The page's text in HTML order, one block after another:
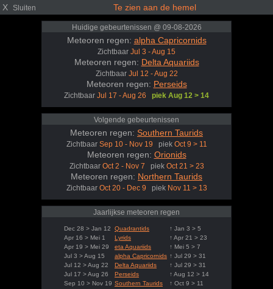
X Sluiten Te zien aan de hemel
Huidige gebeurtenissen @ 09-08-2026
Meteoren regen: alpha Capricornids
Zichtbaar Jul 3 - Aug 15
Meteoren regen: Delta Aquariids
Zichtbaar Jul 12 - Aug 22
Meteoren regen: Perseids
Zichtbaar Jul 17 - Aug 26 piek Aug 12 > 14
Volgende gebeurtenissen
Meteoren regen: Southern Taurids
Zichtbaar Sep 10 - Nov 19 piek Oct 9 > 11
Meteoren regen: Orionids
Zichtbaar Oct 2 - Nov 7 piek Oct 21 > 23
Meteoren regen: Northern Taurids
Zichtbaar Oct 20 - Dec 9 piek Nov 11 > 13
Jaarlijkse meteoren regen
Dec 28 > Jan 12 Quadrantids
↑ Jan 3 > 5
Apr 16 > Mei 1
Lyrids
↑ Apr 21 > 23
Apr 19 > Mei 29
eta Aquariids
↑ Mei 5 > 7
Jul 3 > Aug 15
alpha Capricornids ↑ Jul 29 > 31
Jul 12 > Aug 22
Delta Aquariids
↑ Jul 29 > 31
Jul 17 > Aug 26
Perseids
↑ Aug 12 > 14
Sep 10 > Nov 19 Southern Taurids
↑ Oct 9 > 11